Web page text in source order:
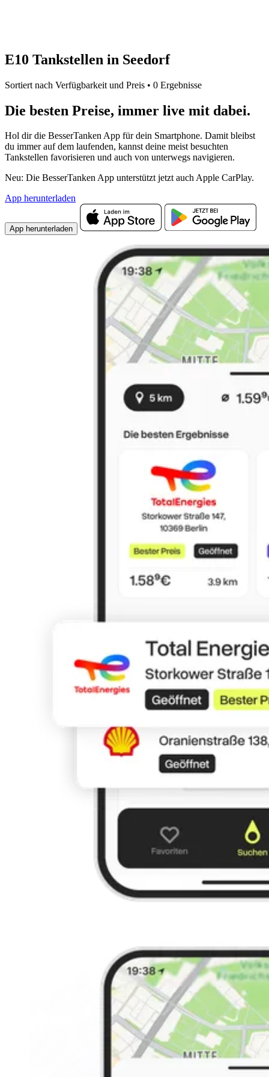
E10 Tankstellen in Seedorf
Sortiert nach Verfügbarkeit und Preis • 0 Ergebnisse
Die besten Preise, immer live mit dabei.
Hol dir die BesserTanken App für dein Smartphone. Damit bleibst
du immer auf dem laufenden, kannst deine meist besuchten
Tankstellen favorisieren und auch von unterwegs navigieren.
Neu: Die BesserTanken App unterstützt jetzt auch Apple CarPlay.
App herunterladen
App herunterladen